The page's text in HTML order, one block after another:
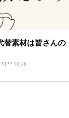
替素材は皆さんの
2022.10.26